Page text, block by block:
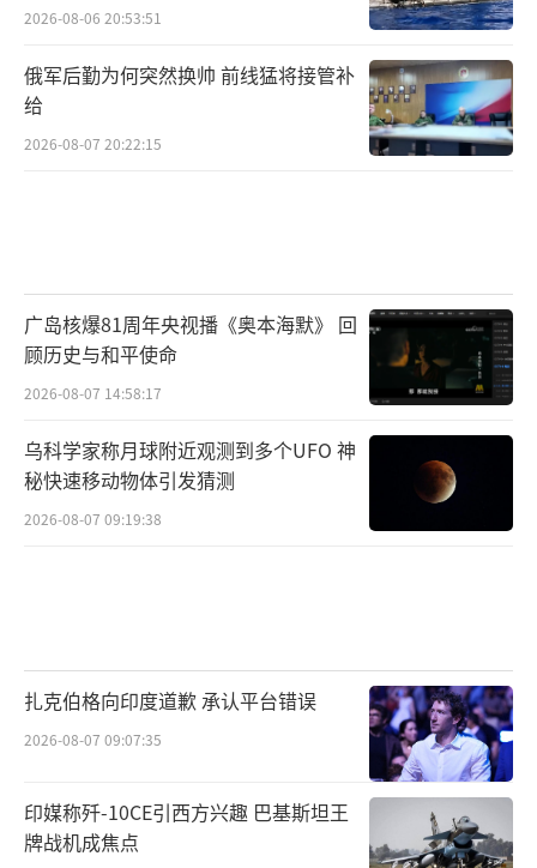
2026-08-06 20:53:51
俄军后勤为何突然换帅 前线猛将接管补
给
2026-08-07 20:22:15
广岛核爆81周年央视播《奥本海默》 回
顾历史与和平使命
2026-08-07 14:58:17
乌科学家称月球附近观测到多个UFO 神
秘快速移动物体引发猜测
2026-08-07 09:19:38
扎克伯格向印度道歉 承认平台错误
2026-08-07 09:07:35
印媒称歼-10CE引西方兴趣 巴基斯坦王
牌战机成焦点